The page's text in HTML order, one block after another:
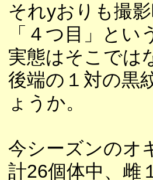
それyおりも撮
「４つ目」と
実態はそこでは
後端の１対の黒
ょうか。
今シーズンのオ
計26個体中、雌